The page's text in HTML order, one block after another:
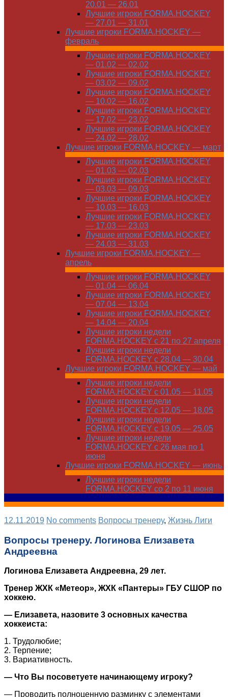
20.01 — 26.01
Лучшие игроки FORMA.HOCKEY
— 27.01 — 31.01
Лучшие игроки FORMA.HOCKEY —
февраль
Лучшие игроки FORMA.HOCKEY
— 01.02 — 02.02
Лучшие игроки FORMA.HOCKEY
— 03.02 — 09.02
Лучшие игроки FORMA.HOCKEY
— 10.02 — 16.02
Лучшие игроки FORMA.HOCKEY
— 17.02 — 23.02
Лучшие игроки FORMA.HOCKEY
— 24.02 — 28.02
Лучшие игроки FORMA.HOCKEY — март
Лучшие игроки FORMA.HOCKEY
— 01.03 — 02.03
Лучшие игроки FORMA.HOCKEY
— 03.03 — 09.03
Лучшие игроки FORMA.HOCKEY
— 10.03 — 16.03
Лучшие игроки FORMA.HOCKEY
— 17.03 — 23.03
Лучшие игроки FORMA.HOCKEY
— 24.03 — 31.03
Лучшие игроки FORMA.HOCKEY —
апрель
Лучшие игроки FORMA.HOCKEY
— 01.04 — 06.04
Лучшие игроки FORMA.HOCKEY
— 07.04 — 13.04
Лучшие игроки FORMA.HOCKEY
— 14.04 — 20.04
Лучшие игроки недели
FORMA.HOCKEY с 21 по 27 апреля
Лучшие игроки недели
FORMA.HOCKEY с 28.04 — 30.04
Лучшие игроки FORMA.HOCKEY — май
Лучшие игроки недели
FORMA.HOCKEY с 01.05 — 11.05
Лучшие игроки недели
FORMA.HOCKEY с 12.05 — 18.05
Лучшие игроки недели
FORMA.HOCKEY с 19.05 — 25.05
Лучшие игроки недели
FORMA.HOCKEY с 26 мая по 1
июня
Лучшие игроки FORMA.HOCKEY — июнь
Лучшие игроки недели
FORMA.HOCKEY со 2 по 11 июня
12.11.2019 No comments Вопросы тренеру, Жизнь Лиги
Вопросы тренеру. Логинова Елизавета
Андреевна
Логинова Елизавета Андреевна, 29 лет.
Тренер ЖХК «Метеор», ЖХК «Пантеры» ГБУ СШОР по
хоккею.
— Елизавета, назовите 3 основных качества
хоккеиста:
1. Трудолюбие;
2. Терпение;
3. Вариативность.
— Что Вы посоветуете начинающему игроку?
— Проводить полноценную разминку с элементами